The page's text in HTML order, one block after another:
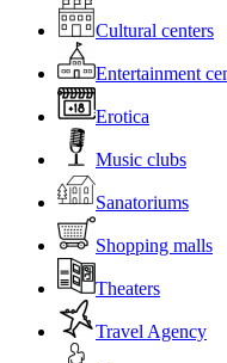
Cultural centers
Entertainment
Erotica
Music clubs
Sanatoriums
Shopping malls
Theaters
Travel Agency